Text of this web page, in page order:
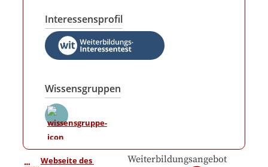
Interessensprofil
Wissensgruppen
Webseite des
Weiterbildungsangebot